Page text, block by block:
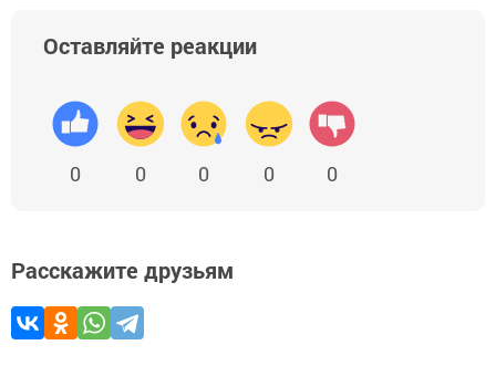
Оставляйте реакции
0 0 0 0 0
Расскажите друзьям